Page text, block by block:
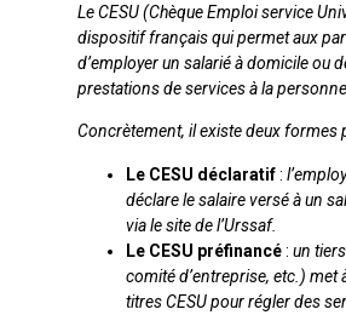
Le CESU (Chèque Emploi service
dispositif français qui permet aux
d’employer un salarié à domicile ou
prestations de services à la personne.
Concrètement, il existe deux formes
Le CESU déclaratif:
déclare le salaire versé à un
via le site de l’Urssaf.
Le CESU préfinancé: un
comité d’entreprise, etc.) met
titres CESU pour régler des